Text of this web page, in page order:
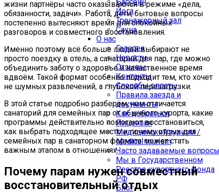
Йога
Тренажерный зал
Сауна
О нас
Галерея
Новости
Отзывы
Контакты
Способы оплаты
Правила заезда и
документы
Как добраться
Лицензия
Медицинский туризм /
Medical tourism
Часто задаваемые
Мы в Государственном
Реестре курортного фонда
РФ
Блог
жизни партнёры часто оказываются в режиме «дела,
обязанности, задачи». Работа, дети, бытовые вопросы
постепенно вытесняют время для спокойных
разговоров и совместного восстановления.
Именно поэтому всё больше людей выбирают не
просто поездку в отель, а санаторий для пар, где можно
объединить заботу о здоровье и качественное время
вдвоём. Такой формат особенно подходит тем, кто хочет
не шумных развлечений, а глубокой перезагрузки.
В этой статье подробно разберём, чем отличается
санаторий для семейных пар от обычного курорта, какие
программы действительно помогают восстановиться,
как выбрать подходящее место и почему отдых для
семейных пар в санаторном формате может стать
важным этапом в отношениях.
Почему парам нужен совместный
восстановительный отдых